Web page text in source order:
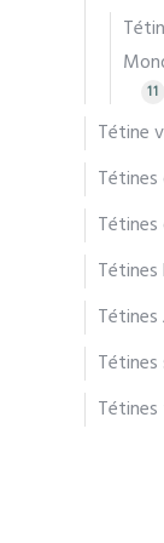
11
Tétine
Tétines